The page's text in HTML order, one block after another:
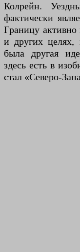
Колрейн.
фактически
Границу
и других целях,
была другая
здесь есть в
стал «Северо-